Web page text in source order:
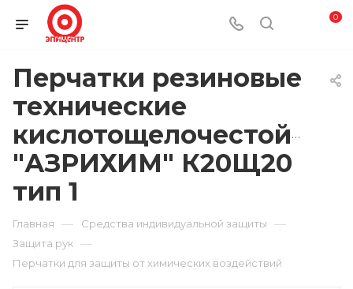
0
Перчатки резиновые
технические
кислотощелочестойкие
"АЗРИХИМ" К20Щ20
тип 1
Главная — Средства индивидуальной защиты —
Защита рук —
Перчатки для защиты от химических воздействий